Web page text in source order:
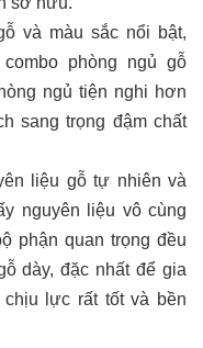
và màu sắc nổi bật,
phòng ngủ gỗ
ngủ tiện nghi hơn
sang trọng đậm chất
liệu gỗ tự nhiên và
nguyên liệu vô cùng
phận quan trọng đều
dày, đặc nhất để gia
lực rất tốt và bền